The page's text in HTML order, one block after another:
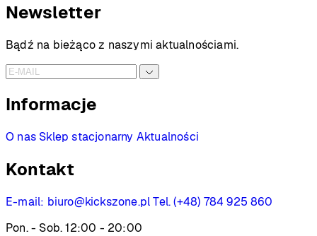
Newsletter
Bądź na bieżąco z naszymi aktualnościami.
Informacje
O nas Sklep stacjonarny Aktualności
Kontakt
E-mail: biuro@kickszone.pl Tel. (+48) 784 925 860
Pon. - Sob. 12:00 - 20:00